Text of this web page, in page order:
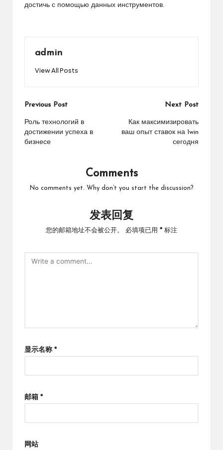
достичь с помощью данных инструментов.
admin
View All Posts
Post
navigation
Previous Post
Роль технологий в
достижении успеха в
бизнесе
Next Post
Как максимизировать
ваш опыт ставок на 1win
сегодня
Comments
No comments yet. Why don’t you start the discussion?
发表回复
您的邮箱地址不会被公开。 必填项已用 * 标注
显示名称 *
邮箱 *
网站